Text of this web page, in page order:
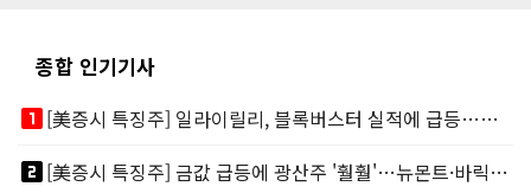
종합 인기기사
looks_one
[美증시 특징주] 일라이릴리, 블록버스터 실적에 급등…마운자로 매출 폭발
looks_two
[美증시 특징주] 금값 급등에 광산주 '훨훨'…뉴몬트·바릭마이닝 주도